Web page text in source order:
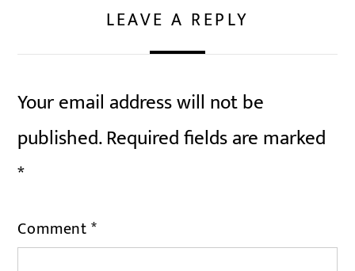
LEAVE A REPLY
Your email address will not be
published.Required fields are marked
*
Comment*